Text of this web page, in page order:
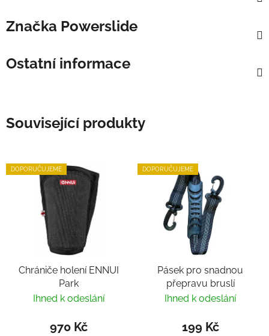
Značka Powerslide
Ostatní informace
Související produkty
DOPORUČUJEME
Chrániče holení ENNUI
Park
Ihned k odeslání
970 Kč
DOPORUČUJEME
Pásek pro snadnou
přepravu bruslí
Ihned k odeslání
199 Kč